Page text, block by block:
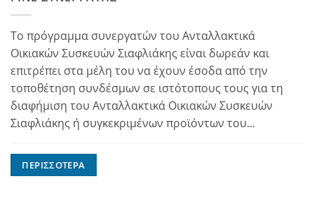
Το πρόγραμμα συνεργατών του Ανταλλακτικά
Οικιακών Συσκευών Σιαφλιάκης είναι δωρεάν και
επιτρέπει στα μέλη του να έχουν έσοδα από την
τοποθέτηση συνδέσμων σε ιστότοπους τους για τη
διαφήμιση του Ανταλλακτικά Οικιακών Συσκευών
Σιαφλιάκης ή συγκεκριμένων προϊόντων του...
ΠΕΡΙΣΣΌΤΕΡΑ